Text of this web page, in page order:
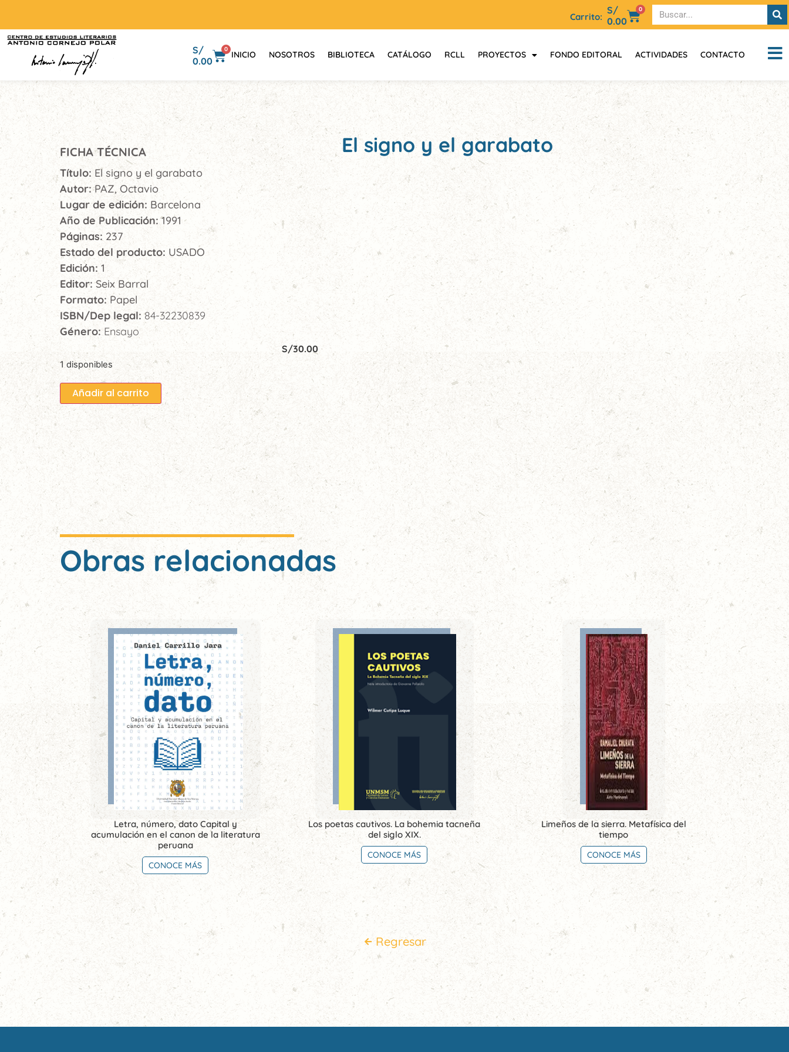
Carrito:
S/
0.00
0
S/
0.00
0
INICIO NOSOTROS BIBLIOTECA CATÁLOGO RCLL PROYECTOS FONDO EDITORAL ACTIVIDADES CONTACTO
FICHA TÉCNICA
Título: El signo y el garabato
Autor:PAZ, Octavio
Lugar de edición: Barcelona
Año de Publicación:1991
Páginas: 237
Estado del producto: USADO
Edición: 1
Editor:Seix Barral
Formato: Papel
ISBN/Dep legal:84-32230839
Género: Ensayo
S/30.00
1 disponibles
Añadir al carrito
El signo y el garabato
Obras relacionadas
Letra, número, dato Capital y
acumulación en el canon de la literatura
peruana
CONOCE MÁS
Los poetas cautivos. La bohemia tacneña
del siglo XIX.
CONOCE MÁS
Limeños de la sierra. Metafísica del
tiempo
CONOCE MÁS
Regresar